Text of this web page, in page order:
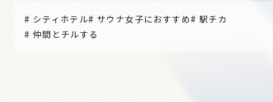
# シティホテル# サウナ女子におすすめ# 駅チカ
# 仲間とチルする